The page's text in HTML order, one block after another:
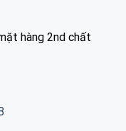
hàng 2nd chất